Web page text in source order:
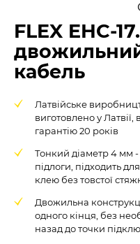
FLEX EHC-
кабель
Латвійське
виготовлено у
гарантію 20 років
Тонкий діаметр 4 мм -
підлоги, підходить
клею без товстої
Двожильна
одного кінця, без
назад до точки